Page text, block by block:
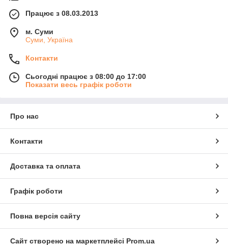
Працює з 08.03.2013
м. Суми
Суми, Україна
Контакти
Сьогодні працює з 08:00 до 17:00
Показати весь графік роботи
Про нас
Контакти
Доставка та оплата
Графік роботи
Повна версія сайту
Сайт створено на маркетплейсі Prom.ua